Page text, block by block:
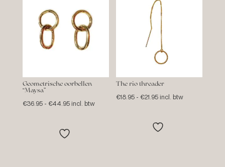
Geometrische oorbellen
“Maysa”
€36.95 - €44.95Prijsklasse:
tot
incl. btw
The rio threader
€18.95 - €21.95Prijsklasse:
tot
incl. btw